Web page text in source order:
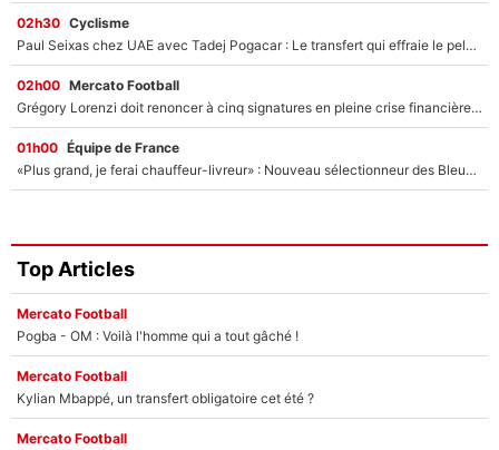
02h30 Cyclisme
Paul Seixas chez UAE avec Tadej Pogacar : Le transfert qui effraie le peloton, «c’est la pire des choses qui puisse arriver»
02h00 Mercato Football
Grégory Lorenzi doit renoncer à cinq signatures en pleine crise financière : L’IA propose sept noms à l’OM pour un mercato réussi... à seulement 5M€ !
01h00 Équipe de France
«Plus grand, je ferai chauffeur-livreur» : Nouveau sélectionneur des Bleus, Zinédine Zidane s’était imaginé un avenir très différent lorsqu'il était enfant
Top Articles
Mercato Football
Pogba - OM : Voilà l'homme qui a tout gâché !
Mercato Football
Kylian Mbappé, un transfert obligatoire cet été ?
Mercato Football